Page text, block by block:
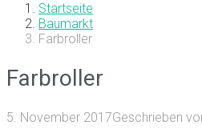
Startseite
Baumarkt
Farbroller
Farbroller
5. November 2017Geschrieben